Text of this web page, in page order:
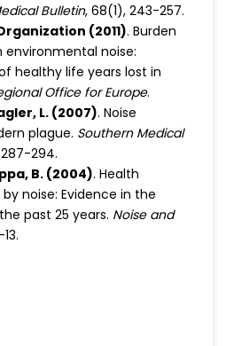
Bulletin, 68(1), 243-257.
(2011). Burden
noise:
healthy life years lost in
Office for Europe.
L. (2007). Noise
plague. Southern Medical
294.
B. (2004). Health
noise: Evidence in the
past 25 years. Noise and